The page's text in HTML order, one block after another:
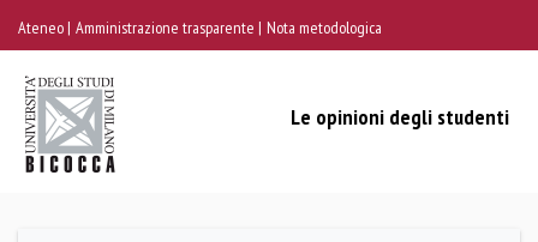
Ateneo Amministrazione trasparente Nota metodologica
Le opinioni degli studenti